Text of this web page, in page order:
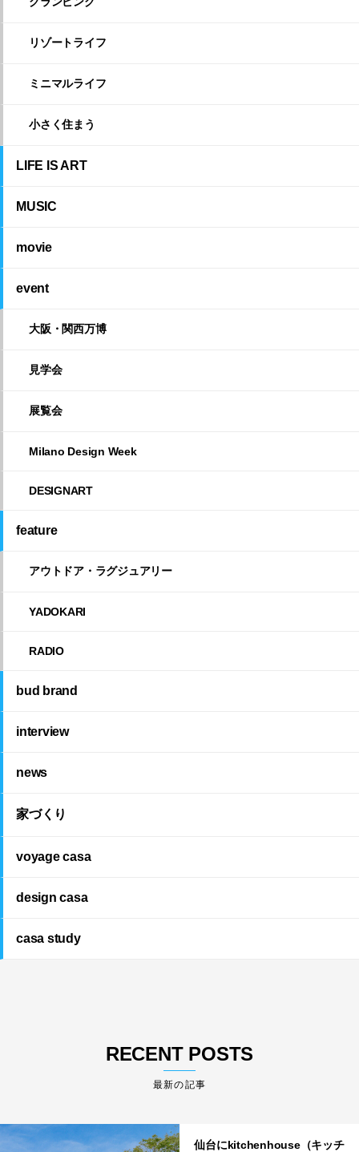
リゾートライフ
ミニマルライフ
小さく住まう
LIFE IS ART
MUSIC
movie
event
大阪・関西万博
見学会
展覧会
Milano Design Week
DESIGNART
feature
アウトドア・ラグジュアリー
YADOKARI
RADIO
bud brand
interview
news
家づくり
voyage casa
design casa
casa study
RECENT POSTS
最新の記事
仙台にkitchenhouse（キッチ